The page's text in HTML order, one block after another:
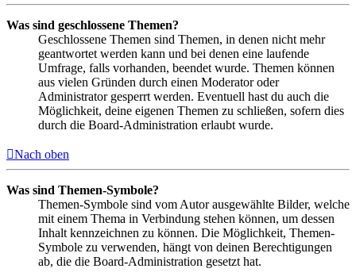
Was sind geschlossene Themen?
Geschlossene Themen sind Themen, in denen nicht mehr
geantwortet werden kann und bei denen eine laufende
Umfrage, falls vorhanden, beendet wurde. Themen können
aus vielen Gründen durch einen Moderator oder
Administrator gesperrt werden. Eventuell hast du auch die
Möglichkeit, deine eigenen Themen zu schließen, sofern dies
durch die Board-Administration erlaubt wurde.
Nach oben
Was sind Themen-Symbole?
Themen-Symbole sind vom Autor ausgewählte Bilder, welche
mit einem Thema in Verbindung stehen können, um dessen
Inhalt kennzeichnen zu können. Die Möglichkeit, Themen-
Symbole zu verwenden, hängt von deinen Berechtigungen
ab, die die Board-Administration gesetzt hat.